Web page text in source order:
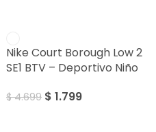
Nike Court Borough Low 2
SE1 BTV – Deportivo Niño
$4.699 $ 1.799